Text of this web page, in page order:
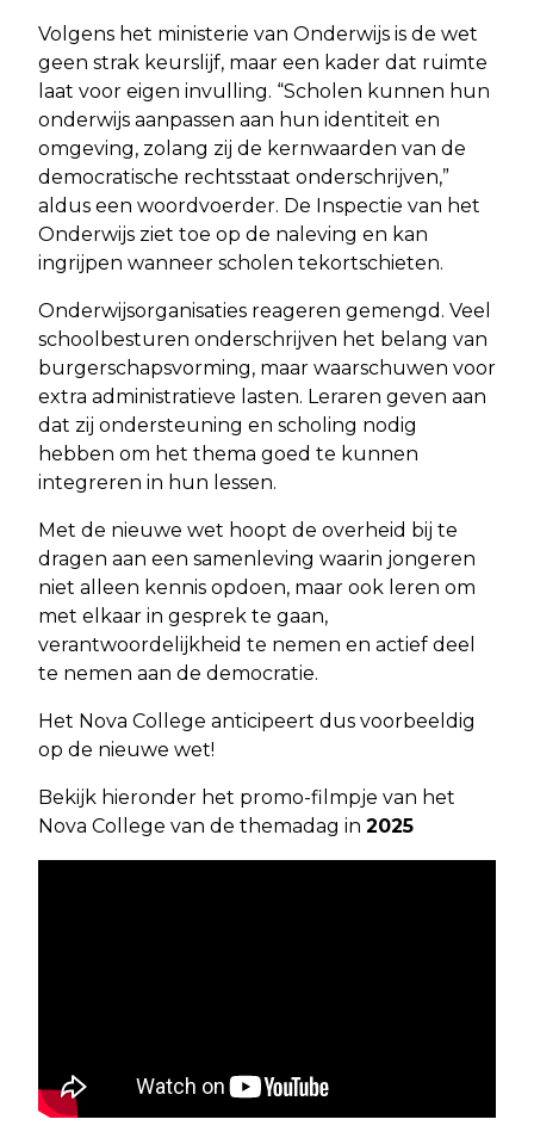
Volgens het ministerie van Onderwijs is de wet
geen strak keurslijf, maar een kader dat ruimte
laat voor eigen invulling. “Scholen kunnen hun
onderwijs aanpassen aan hun identiteit en
omgeving, zolang zij de kernwaarden van de
democratische rechtsstaat onderschrijven,”
aldus een woordvoerder. De Inspectie van het
Onderwijs ziet toe op de naleving en kan
ingrijpen wanneer scholen tekortschieten.
Onderwijsorganisaties reageren gemengd. Veel
schoolbesturen onderschrijven het belang van
burgerschapsvorming, maar waarschuwen voor
extra administratieve lasten. Leraren geven aan
dat zij ondersteuning en scholing nodig
hebben om het thema goed te kunnen
integreren in hun lessen.
Met de nieuwe wet hoopt de overheid bij te
dragen aan een samenleving waarin jongeren
niet alleen kennis opdoen, maar ook leren om
met elkaar in gesprek te gaan,
verantwoordelijkheid te nemen en actief deel
te nemen aan de democratie.
Het Nova College anticipeert dus voorbeeldig
op de nieuwe wet!
Bekijk hieronder het promo-filmpje van het
Nova College van de themadag in 2025